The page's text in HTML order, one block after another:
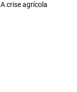
A crise agrícola